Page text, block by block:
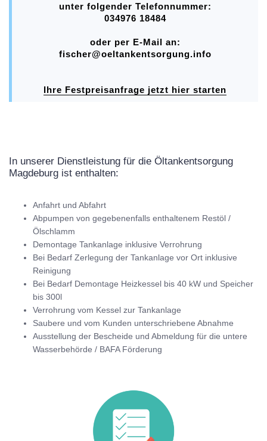
unter folgender Telefonnummer:
034976 18484
oder per E-Mail an:
fischer@oeltankentsorgung.info
Ihre Festpreisanfrage jetzt hier starten
In unserer Dienstleistung für die Öltankentsorgung
Magdeburg ist enthalten:
Anfahrt und Abfahrt
Abpumpen von gegebenenfalls enthaltenem Restöl /
Ölschlamm
Demontage Tankanlage inklusive Verrohrung
Bei Bedarf Zerlegung der Tankanlage vor Ort inklusive
Reinigung
Bei Bedarf Demontage Heizkessel bis 40 kW und Speicher
bis 300l
Verrohrung vom Kessel zur Tankanlage
Saubere und vom Kunden unterschriebene Abnahme
Ausstellung der Bescheide und Abmeldung für die untere
Wasserbehörde / BAFA Förderung